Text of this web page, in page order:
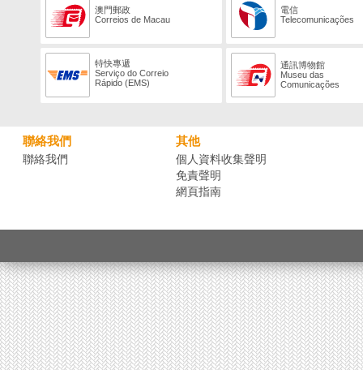
澳門郵政
Correios de Macau
電信
Telecomunicações
特快專遞
Serviço do Correio
Rápido (EMS)
通訊博物館
Museu das
Comunicações
聯絡我們
聯絡我們
其他
個人資料收集聲明
免責聲明
網頁指南